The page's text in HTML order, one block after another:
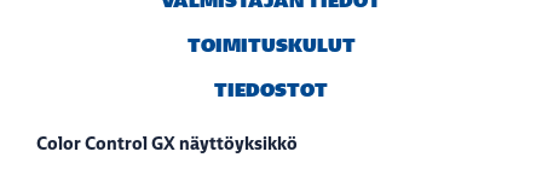
TOIMITUSKULUT
TIEDOSTOT
Color Control GX näyttöyksikkö